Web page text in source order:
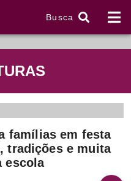
Busca
famílias em festa
tradições e muita
escola